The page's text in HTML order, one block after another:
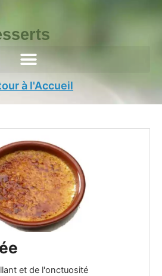
à l'Accueil
et de l'onctuosité